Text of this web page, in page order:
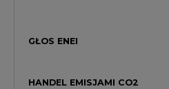
GŁOS ENEI
HANDEL EMISJAMI CO2